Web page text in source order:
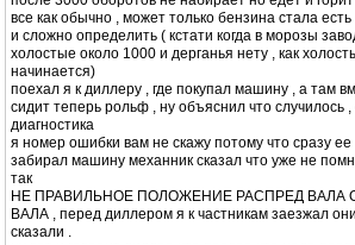
все как обычно , может только бензина стала
и сложно определить ( кстати когда в морозы
холостые около 1000 и дерганья нету , как
начинается)
поехал я к диллеру , где покупал машину , а там
сидит теперь рольф , ну объяснил что случилось
диагностика
я номер ошибки вам не скажу потому что сразу ее
забирал машину механник сказал что уже не
так
НЕ ПРАВИЛЬНОЕ ПОЛОЖЕНИЕ РАСПРЕД ВАЛА
ВАЛА , перед диллером я к частникам заезжал
сказали .